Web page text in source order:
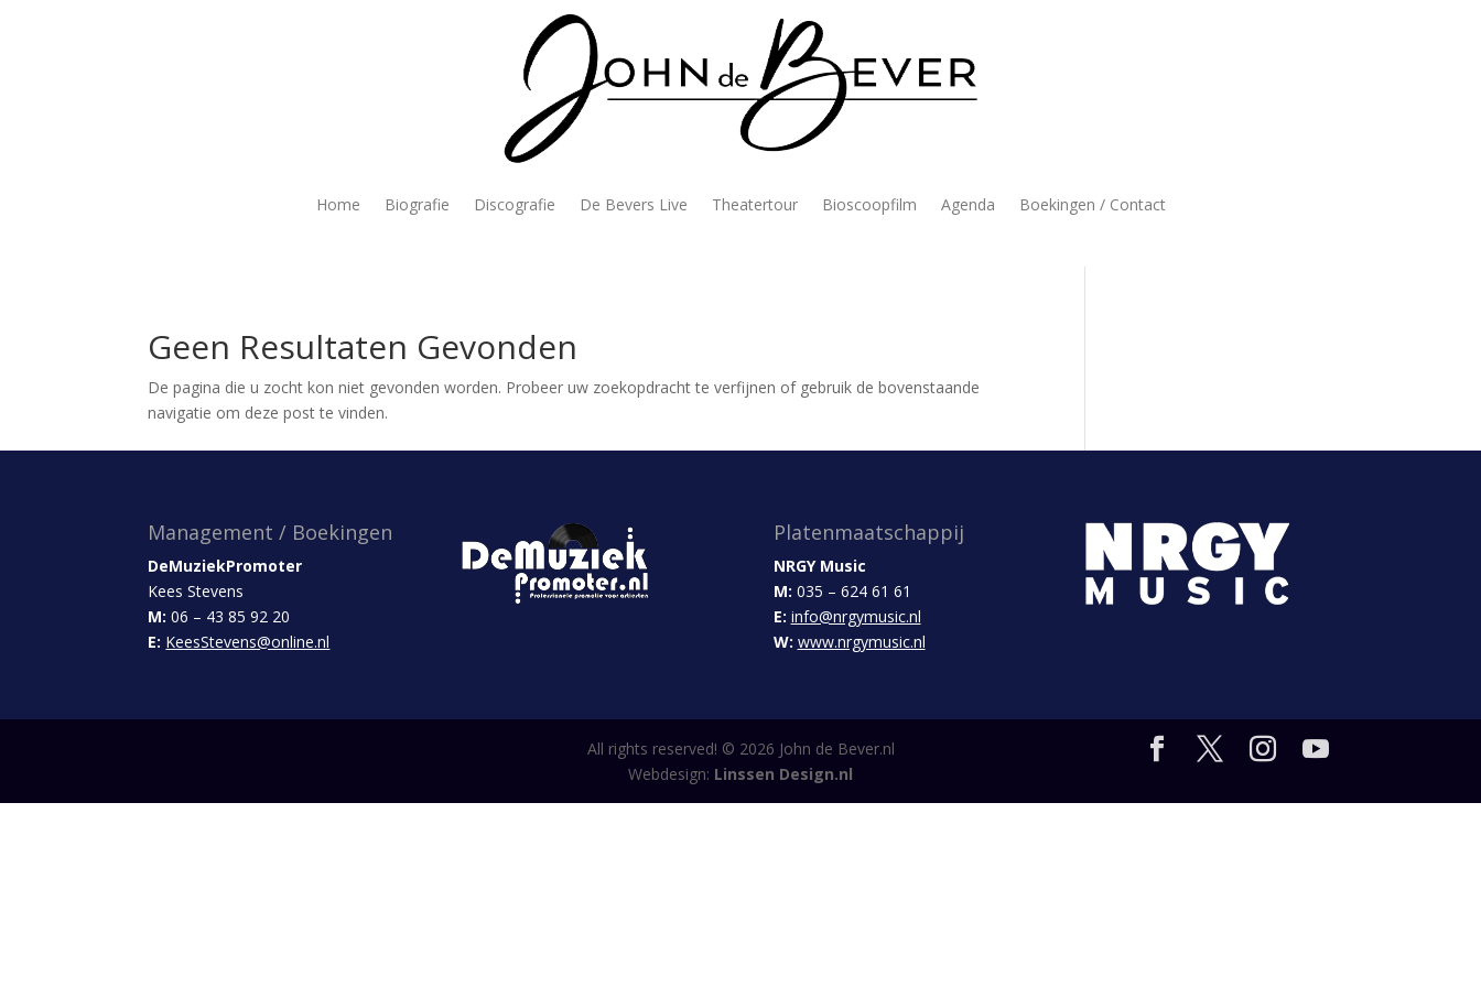
Home Biografie Discografie De Bevers Live Theatertour Bioscoopfilm Agenda Boekingen / Contact
Geen Resultaten Gevonden
De pagina die u zocht kon niet gevonden worden. Probeer uw zoekopdracht te verfijnen of gebruik de bovenstaande
navigatie om deze post te vinden.
Management / Boekingen
DeMuziekPromoter
Kees Stevens
M: 06 – 43 85 92 20
E: KeesStevens@online.nl
Platenmaatschappij
NRGY Music
M: 035 – 624 61 61
E: info@nrgymusic.nl
W: www.nrgymusic.nl
All rights reserved! © 2026 John de Bever.nl
Webdesign: Linssen Design.nl